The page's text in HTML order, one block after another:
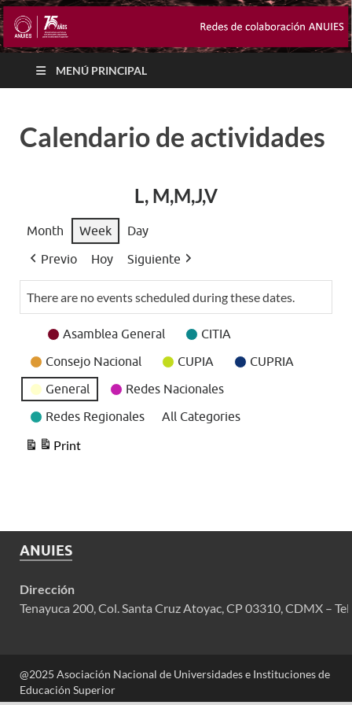
MENÚ PRINCIPAL
Calendario de actividades
L, M,M,J,V
Month Week
Day
Previo
Hoy Siguiente
There are no events scheduled during these dates.
Event
Asamblea General
CITIA
Consejo Nacional
CUPIA
CUPRIA
General
Redes Nacionales
Redes Regionales
All Categories
Print
View
ANUIES
Dirección
Tenayuca 200, Col. Santa Cruz Atoyac, CP 03310, CDMX –
@2025 Asociación Nacional de Universidades e Instituciones de
Educación Superior